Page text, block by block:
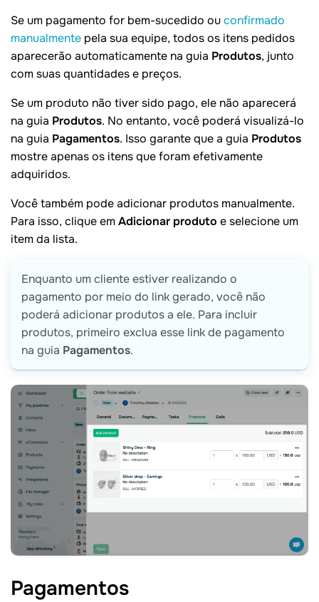
Se um pagamento for bem-sucedido ouconfirmado
manualmente pela sua equipe, todos os itens pedidos
aparecerão automaticamente na guia Produtos, junto
com suas quantidades e preços.
Se um produto não tiver sido pago, ele não aparecerá
na guia Produtos. No entanto, você poderá visualizá-lo
na guia Pagamentos. Isso garante que a guia Produtos
mostre apenas os itens que foram efetivamente
adquiridos.
Você também pode adicionar produtos manualmente.
Para isso, clique emAdicionar produto e selecione um
item da lista.
Enquanto um cliente estiver realizando o
pagamento por meio do link gerado, você não
poderá adicionar produtos a ele. Para incluir
produtos, primeiro exclua esse link de pagamento
na guia Pagamentos.
Pagamentos